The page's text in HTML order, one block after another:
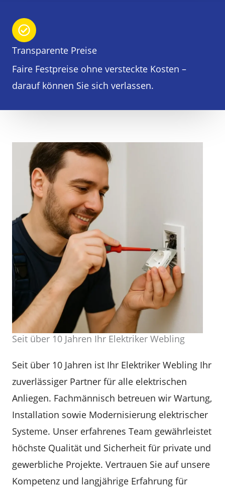
Transparente Preise
Faire Festpreise ohne versteckte Kosten –
darauf können Sie sich verlassen.
Seit über 10 Jahren Ihr Elektriker Webling
Seit über 10 Jahren ist Ihr Elektriker Webling Ihr
zuverlässiger Partner für alle elektrischen
Anliegen. Fachmännisch betreuen wir Wartung,
Installation sowie Modernisierung elektrischer
Systeme. Unser erfahrenes Team gewährleistet
höchste Qualität und Sicherheit für private und
gewerbliche Projekte. Vertrauen Sie auf unsere
Kompetenz und langjährige Erfahrung für